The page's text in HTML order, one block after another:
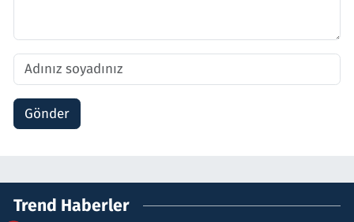
Gönder
Trend Haberler